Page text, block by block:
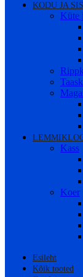
KODU JA
Küte
Kass
Koer
Esileht
Kõik tooted